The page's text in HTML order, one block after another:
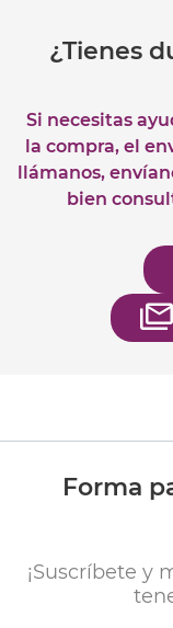
¿Tienes
Si necesitas
la compra, el
llámanos,
bien
Forma
¡Suscríbete y